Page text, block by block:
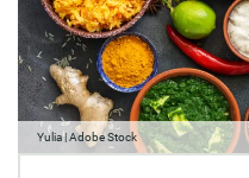
Yulia | Adobe Stock